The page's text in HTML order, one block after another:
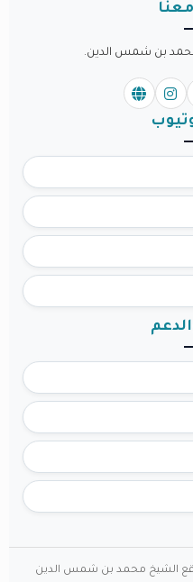
محمد بن شمس الدين.